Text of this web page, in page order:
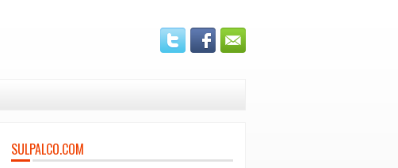
SULPALCO.COM